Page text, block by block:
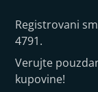
Registrovani
4791.
Verujte
kupovine!